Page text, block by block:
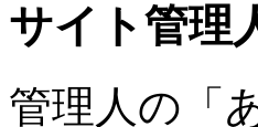
サイト管理
管理人の「